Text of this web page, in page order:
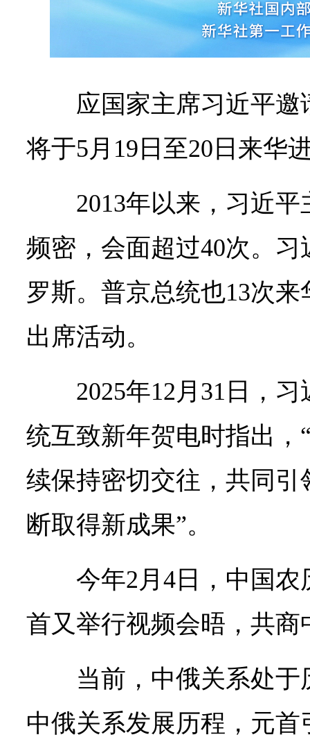
应国家主席习近平
将于5月19日至20日来华
2013年以来，习近
频密，会面超过40次。
罗斯。普京总统也13次
出席活动。
2025年12月31日，
统互致新年贺电时指出，
续保持密切交往，共同
断取得新成果”。
今年2月4日，中国
首又举行视频会晤，共
当前，中俄关系处
中俄关系发展历程，元